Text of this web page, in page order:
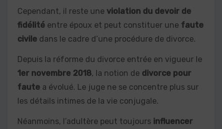
Cependant, il reste une violation du devoir de
fidélité entre époux et peut constituer une faute
civile dans le cadre d’une procédure de divorce.
Depuis la réforme du divorce entrée en vigueur le
1er novembre 2018, la notion de divorce pour
faute a évolué. Le juge ne se concentre plus sur
les détails intimes de la vie conjugale.
Néanmoins, l’adultère peut toujours influencer